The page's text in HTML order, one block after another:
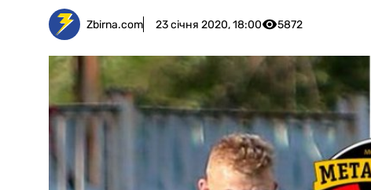
Zbirna.com 23 січня 2020, 18:00 5872